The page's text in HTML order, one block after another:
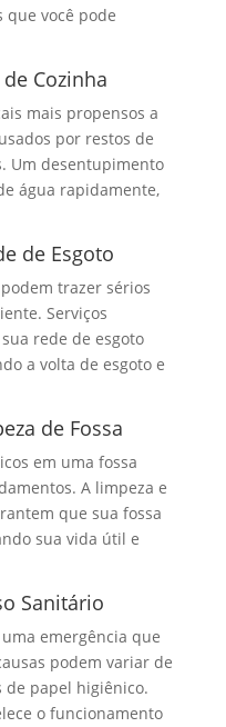
você pode
Cozinha
mais propensos a
por restos de
Um desentupimento
água rapidamente,
de Esgoto
trazer sérios
Serviços
rede de esgoto
a volta de esgoto e
de Fossa
em uma fossa
A limpeza e
que sua fossa
sua vida útil e
Sanitário
emergência que
podem variar de
de papel higiênico.
o funcionamento